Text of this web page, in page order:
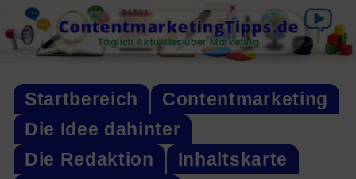
Skip
to
content
ContentmarketingTipps.de
Täglich Aktuelles über Marketing
Startbereich
Contentmarketing
Die Idee dahinter
Die Redaktion
Inhaltskarte